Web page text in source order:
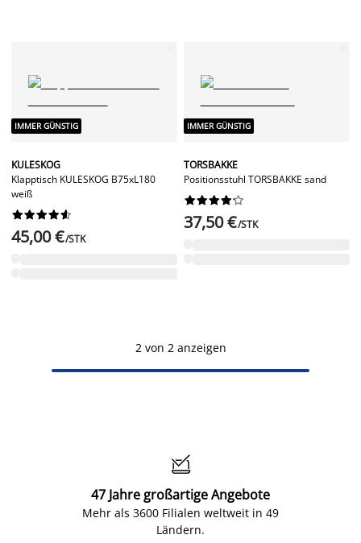
IMMER GÜNSTIG
KULESKOG
Klapptisch KULESKOG B75xL180
weiß






45,00 €/STK
IMMER GÜNSTIG
TORSBAKKE
Positionsstuhl TORSBAKKE sand






37,50 €/STK
2 von 2 anzeigen

47 Jahre großartige Angebote
Mehr als 3600 Filialen weltweit in 49
Ländern.